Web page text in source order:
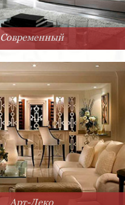
Современный
Арт-Деко